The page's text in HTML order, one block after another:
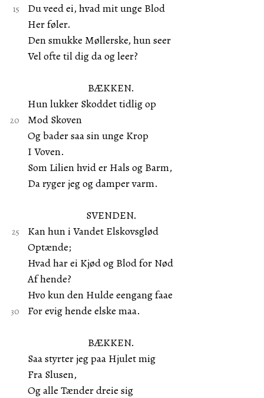
Du veed ei, hvad mit unge Blod
Her føler.
Den smukke Møllerske, hun seer
Vel ofte til dig da og leer?
BÆKKEN.
Hun lukker Skoddet tidlig op
Mod Skoven
Og bader saa sin unge Krop
I Voven.
Som Lilien hvid er Hals og Barm,
Da ryger jeg og damper varm.
SVENDEN.
Kan hun i Vandet Elskovsglød
Optænde;
Hvad har ei Kjød og Blod for Nød
Af hende?
Hvo kun den Hulde eengang faae
For evig hende elske maa.
BÆKKEN.
Saa styrter jeg paa Hjulet mig
Fra Slusen,
Og alle Tænder dreie sig